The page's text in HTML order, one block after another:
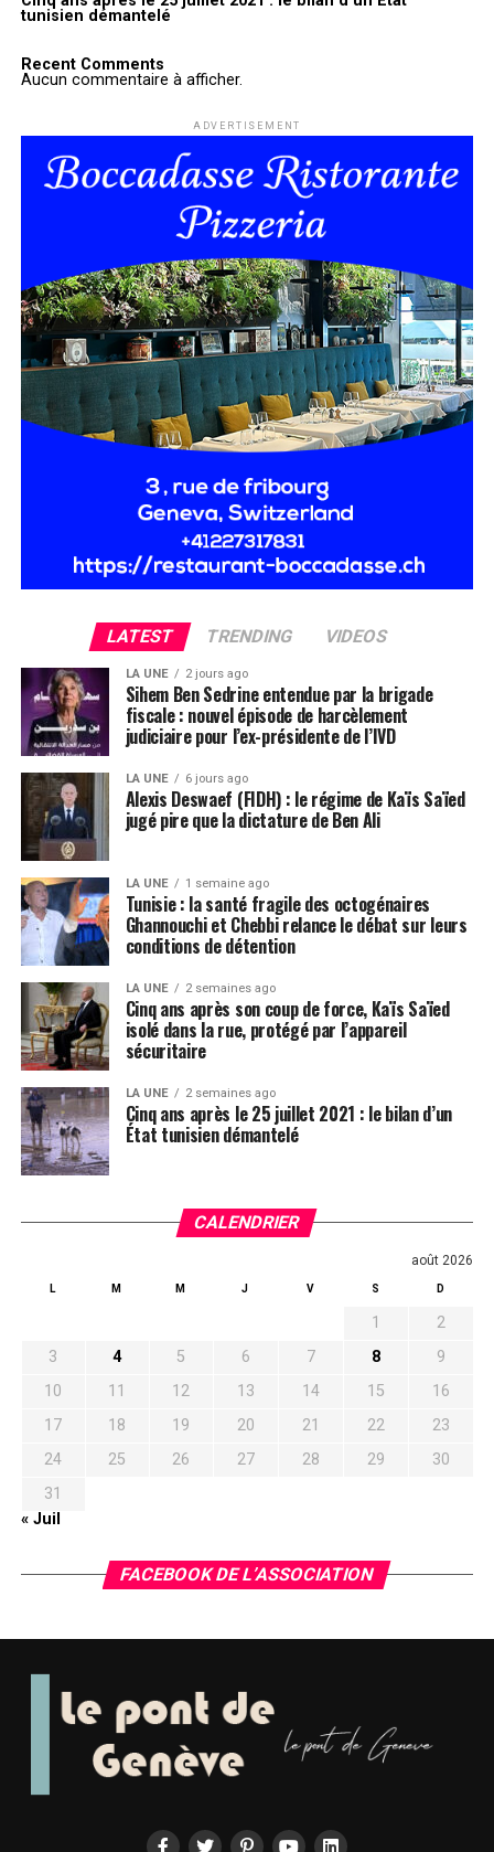
tunisien démantelé
Recent Comments
Aucun commentaire à afficher.
ADVERTISEMENT
LATEST TRENDING VIDEOS
LA UNE 2 jours ago
Sihem Ben Sedrine entendue par la brigade
fiscale : nouvel épisode de harcèlement
judiciaire pour l’ex-présidente de l’IVD
LA UNE 6 jours ago
Alexis Deswaef (FIDH) : le régime de Kaïs Saïed
jugé pire que la dictature de Ben Ali
LA UNE 1 semaine ago
Tunisie : la santé fragile des octogénaires
Ghannouchi et Chebbi relance le débat sur leurs
conditions de détention
LA UNE 2 semaines ago
Cinq ans après son coup de force, Kaïs Saïed
isolé dans la rue, protégé par l’appareil
sécuritaire
LA UNE 2 semaines ago
Cinq ans après le 25 juillet 2021 : le bilan d’un
État tunisien démantelé
CALENDRIER
août 2026
L M M J V S D
1
2
3
4 5 6 7 8
9
10
11 12 13 14 15
16
17
18 19 20 21 22
23
24
25 26 27 28 29
30
31
« Juil
FACEBOOK DE L’ASSOCIATION